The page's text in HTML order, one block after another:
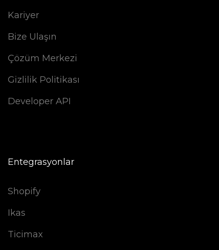
Kariyer
Bize Ulaşın
Çözüm Merkezi
Gizlilik Politikası
Developer API
Entegrasyonlar
Shopify
Ikas
Ticimax